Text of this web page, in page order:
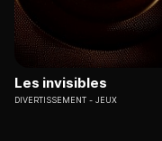
Les invisibles
DIVERTISSEMENT JEUX